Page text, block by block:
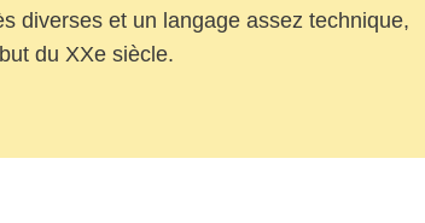
diverses et un langage assez technique,
du XXe siècle.